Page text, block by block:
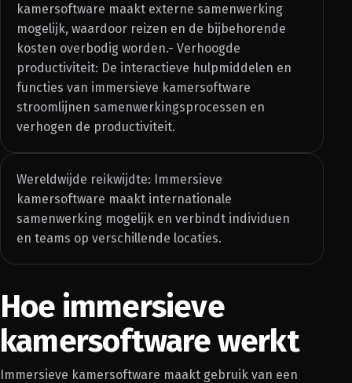
kamersoftware maakt externe samenwerking
mogelijk, waardoor reizen en de bijbehorende
kosten overbodig worden.- Verhoogde
productiviteit: De interactieve hulpmiddelen en
functies van immersieve kamersoftware
stroomlijnen samenwerkingsprocessen en
verhogen de productiviteit.
Wereldwijde reikwijdte: Immersieve
kamersoftware maakt internationale
samenwerking mogelijk en verbindt individuen
en teams op verschillende locaties.
Hoe immersieve
kamersoftware werkt
Immersieve kamersoftware maakt gebruik van een